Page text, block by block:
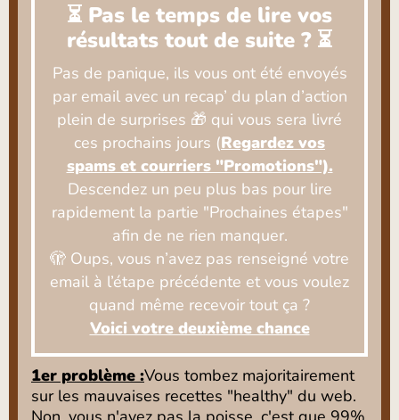
⏳ Pas le temps de lire vos
résultats tout de suite ? ⏳
Pas de panique, ils vous ont été envoyés
par email avec un recap’ du plan d’action
plein de surprises 🎁 qui vous sera livré
ces prochains jours (Regardez vos
spams et courriers "Promotions").
Descendez un peu plus bas pour lire
rapidement la partie "Prochaines étapes"
afin de ne rien manquer.
🫣 Oups, vous n’avez pas renseigné votre
email à l’étape précédente et vous voulez
quand même recevoir tout ça ?
Voici votre deuxième chance
1er problème :Vous tombez majoritairement
sur les mauvaises recettes "healthy" du web.